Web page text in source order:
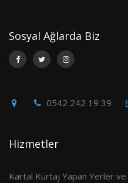
Sosyal Ağlarda Biz
0542 242 19 39
Hizmetler
Kartal Kürtaj Yapan Yerler